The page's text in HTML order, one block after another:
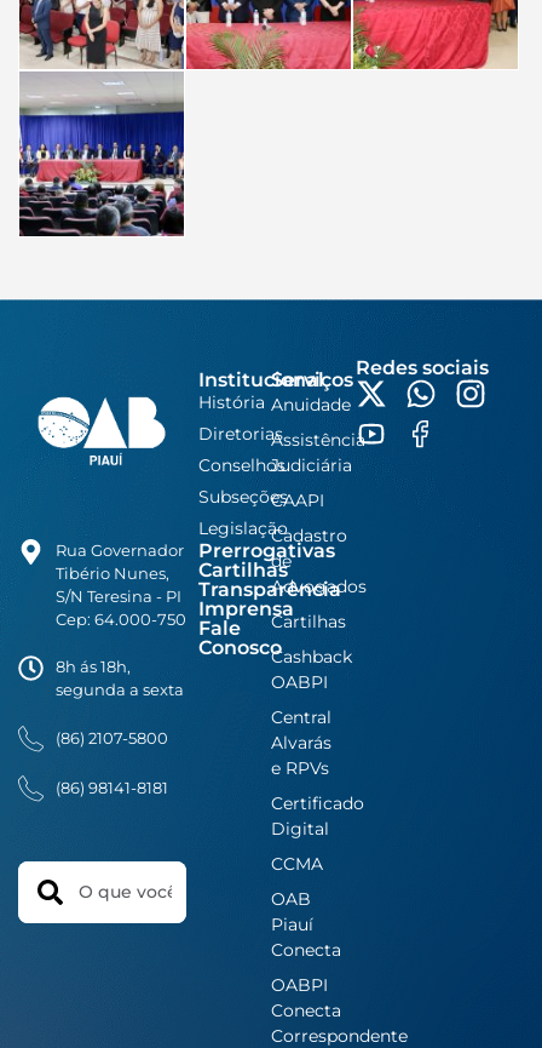
Rua Governador
Tibério Nunes,
S/N Teresina - PI
Cep: 64.000-750
8h ás 18h,
segunda a sexta
(86) 2107-5800
(86) 98141-8181
Search
Institucional
História
Diretorias
Conselhos
Subseções
Legislação
Prerrogativas
Cartilhas
Transparência
Imprensa
Fale
Conosco
Serviços
Anuidade
Assistência
Judiciária
CAAPI
Cadastro
de
Advogados
Cartilhas
Cashback
OABPI
Central
Alvarás
e RPVs
Certificado
Digital
CCMA
OAB
Piauí
Conecta
OABPI
Conecta
Correspondente
Redes sociais